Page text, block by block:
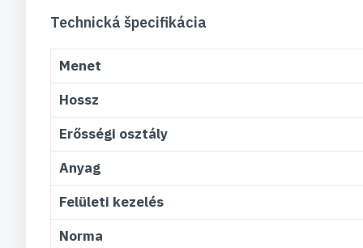
Technická špecifikácia
Menet
Hossz
Erősségi osztály
Anyag
Felületi kezelés
Norma